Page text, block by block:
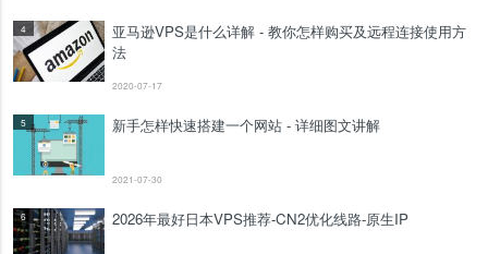
4
亚马逊VPS是什么详解 - 教你怎样购买及远程连接使用方
法
2020-07-17
5 新手怎样快速搭建一个网站 - 详细图文讲解
2021-07-30
6 2026年最好日本VPS推荐-CN2优化线路-原生IP